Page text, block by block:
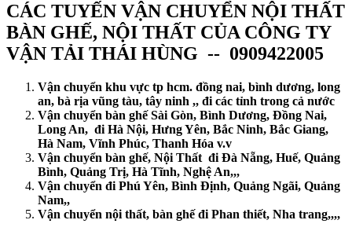
CÁC TUYẾN VẬN CHUYỂN NỘI THẤT
BÀN GHẾ, NỘI THẤT CỦA CÔNG TY
VẬN TẢI THÁI HÙNG -- 0909422005
Vận chuyển khu vực tp hcm. đồng nai, bình dương, long
an, bà rịa vũng tàu, tây ninh ,, đi các tỉnh trong cả nước
Vận chuyển bàn ghế Sài Gòn, Bình Dương, Đồng Nai,
Long An, đi Hà Nội, Hưng Yên, Bắc Ninh, Bắc Giang,
Hà Nam, Vĩnh Phúc, Thanh Hóa v.v
Vận chuyển bàn ghế, Nội Thất đi Đà Nẵng, Huế, Quảng
Bình, Quảng Trị, Hà Tĩnh, Nghệ An,,,
Vận chuyển đi Phú Yên, Bình Định, Quảng Ngãi, Quảng
Nam,,
Vận chuyển nội thất, bàn ghế đi Phan thiết, Nha trang,,,,